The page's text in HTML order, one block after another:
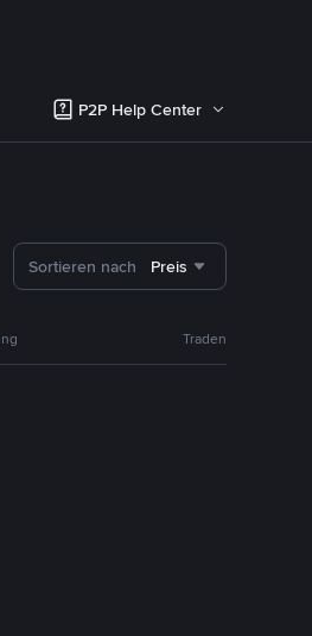
P2P Help Center
Sortieren nach Preis
Traden